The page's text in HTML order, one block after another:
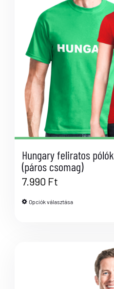
Hungary feliratos pólók
(páros csomag)
7.990 Ft
Opciók választása